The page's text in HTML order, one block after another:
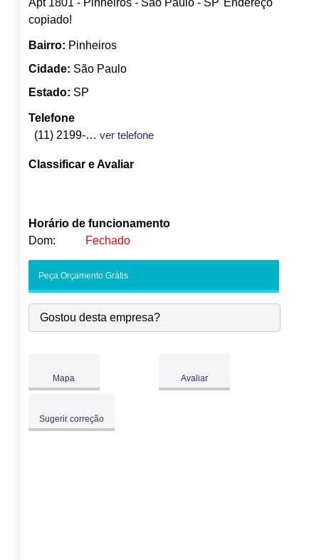
Apt 1801 - Pinheiros - São Paulo - SP Endereço
copiado!
Bairro: Pinheiros
Cidade: São Paulo
Estado: SP
Telefone
(11) 2199-6965
ver telefone
Classificar e Avaliar
Horário de funcionamento
Dom:
Fechado
-
Qua:
09:00-18:00
Qui:
09:00-18:00
●
Peça Orçamento Grátis
Gostou desta empresa?
Mapa Avaliar
Sugerir correção